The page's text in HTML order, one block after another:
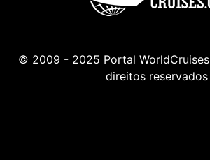
© 2009 - 2025 Portal
direitos reservados